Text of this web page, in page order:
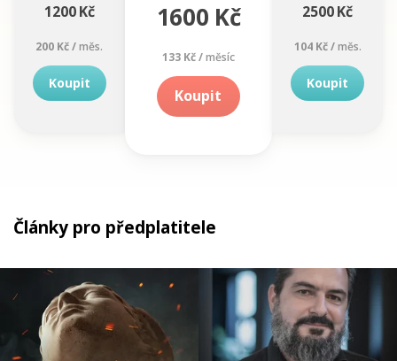
1200 Kč
200 Kč /měs.
Koupit
1600 Kč
133 Kč /měsíc
Koupit
2500 Kč
104 Kč /měs.
Koupit
Články pro předplatitele